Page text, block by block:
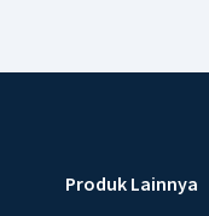
Produk Lainnya